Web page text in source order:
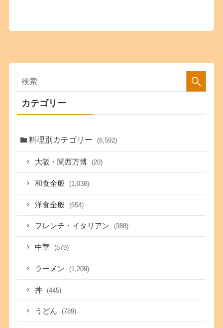
カテゴリー
料理別カテゴリー (8,592)
大阪・関西万博 (20)
和食全般 (1,038)
洋食全般 (654)
フレンチ・イタリアン (388)
中華 (879)
ラーメン (1,209)
丼 (445)
うどん (789)